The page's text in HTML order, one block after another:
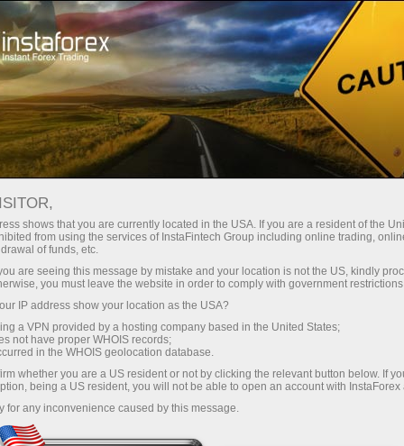
Трейдерам Форекс аналитика Фотоновости
shows that you are currently located in the USA. If you are a resident of the
from using the services of InstaFintech Group including online trading,
of funds, etc.
are seeing this message by mistake and your location is not the US, kindly
you must leave the website in order to comply with government
IP address show your location as the USA?
a VPN provided by a hosting company based in the United States;
not have proper WHOIS records;
in the WHOIS geolocation database.
whether you are a US resident or not by clicking the relevant button below. If
being a US resident, you will not be able to open an account with InstaForex
for any inconvenience caused by this message.